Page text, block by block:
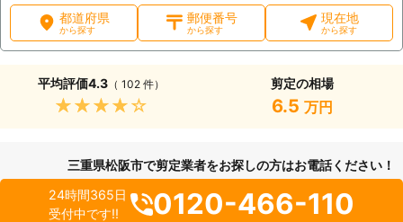
都道府県
から探す
郵便番号
から探す
現在地
から探す
平均評価4.3（ 102 件）
★★★★★
剪定の相場
6.5 万円
三重県松阪市で剪定業者をお探しの方はお電話ください！
24時間365日
受付中です!!
0120-466-110